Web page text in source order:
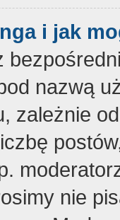
i jak
nazwą
zależnie
nie